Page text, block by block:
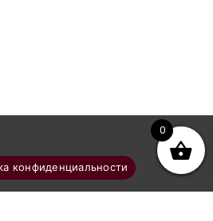
0
конфиденциальности